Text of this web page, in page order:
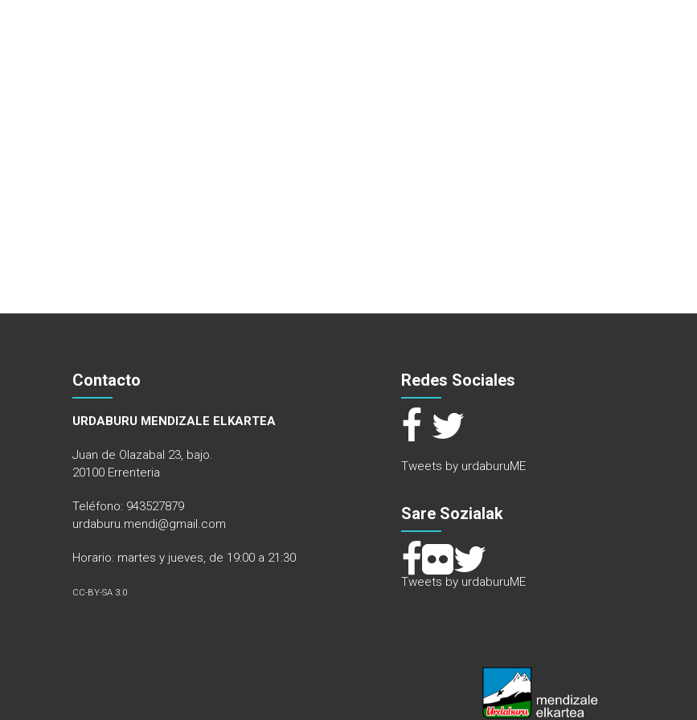
Contacto
URDABURU MENDIZALE ELKARTEA
Juan de Olazabal 23, bajo.
20100 Errenteria
Teléfono: 943527879
urdaburu.mendi@gmail.com
Horario: martes y jueves, de 19:00 a 21:30
CC-BY-SA 3.0
Redes Sociales
Tweets by urdaburuME
Sare Sozialak
Tweets by urdaburuME